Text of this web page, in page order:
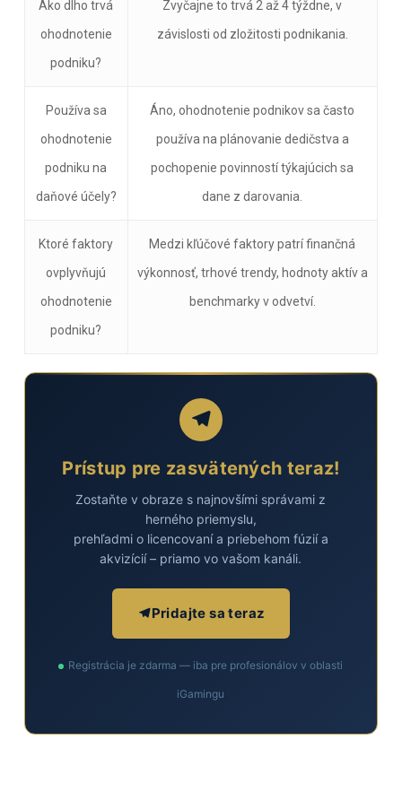
Ako dlho trvá
ohodnotenie
podniku?
Zvyčajne to trvá 2 až 4 týždne, v
závislosti od zložitosti podnikania.
Používa sa
ohodnotenie
podniku na
daňové účely?
Áno, ohodnotenie podnikov sa často
používa na plánovanie dedičstva a
pochopenie povinností týkajúcich sa
dane z darovania.
Ktoré faktory
ovplyvňujú
ohodnotenie
podniku?
Medzi kľúčové faktory patrí finančná
výkonnosť, trhové trendy, hodnoty aktív a
benchmarky v odvetví.
Prístup pre zasvätených teraz!
Zostaňte v obraze s najnovšími správami z
herného priemyslu,
prehľadmi o licencovaní a priebehom fúzií a
akvizícií – priamo vo vašom kanáli.
Pridajte sa teraz
Registrácia je zdarma — iba pre profesionálov v oblasti
iGamingu